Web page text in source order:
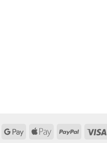
Google Apple
PayPal